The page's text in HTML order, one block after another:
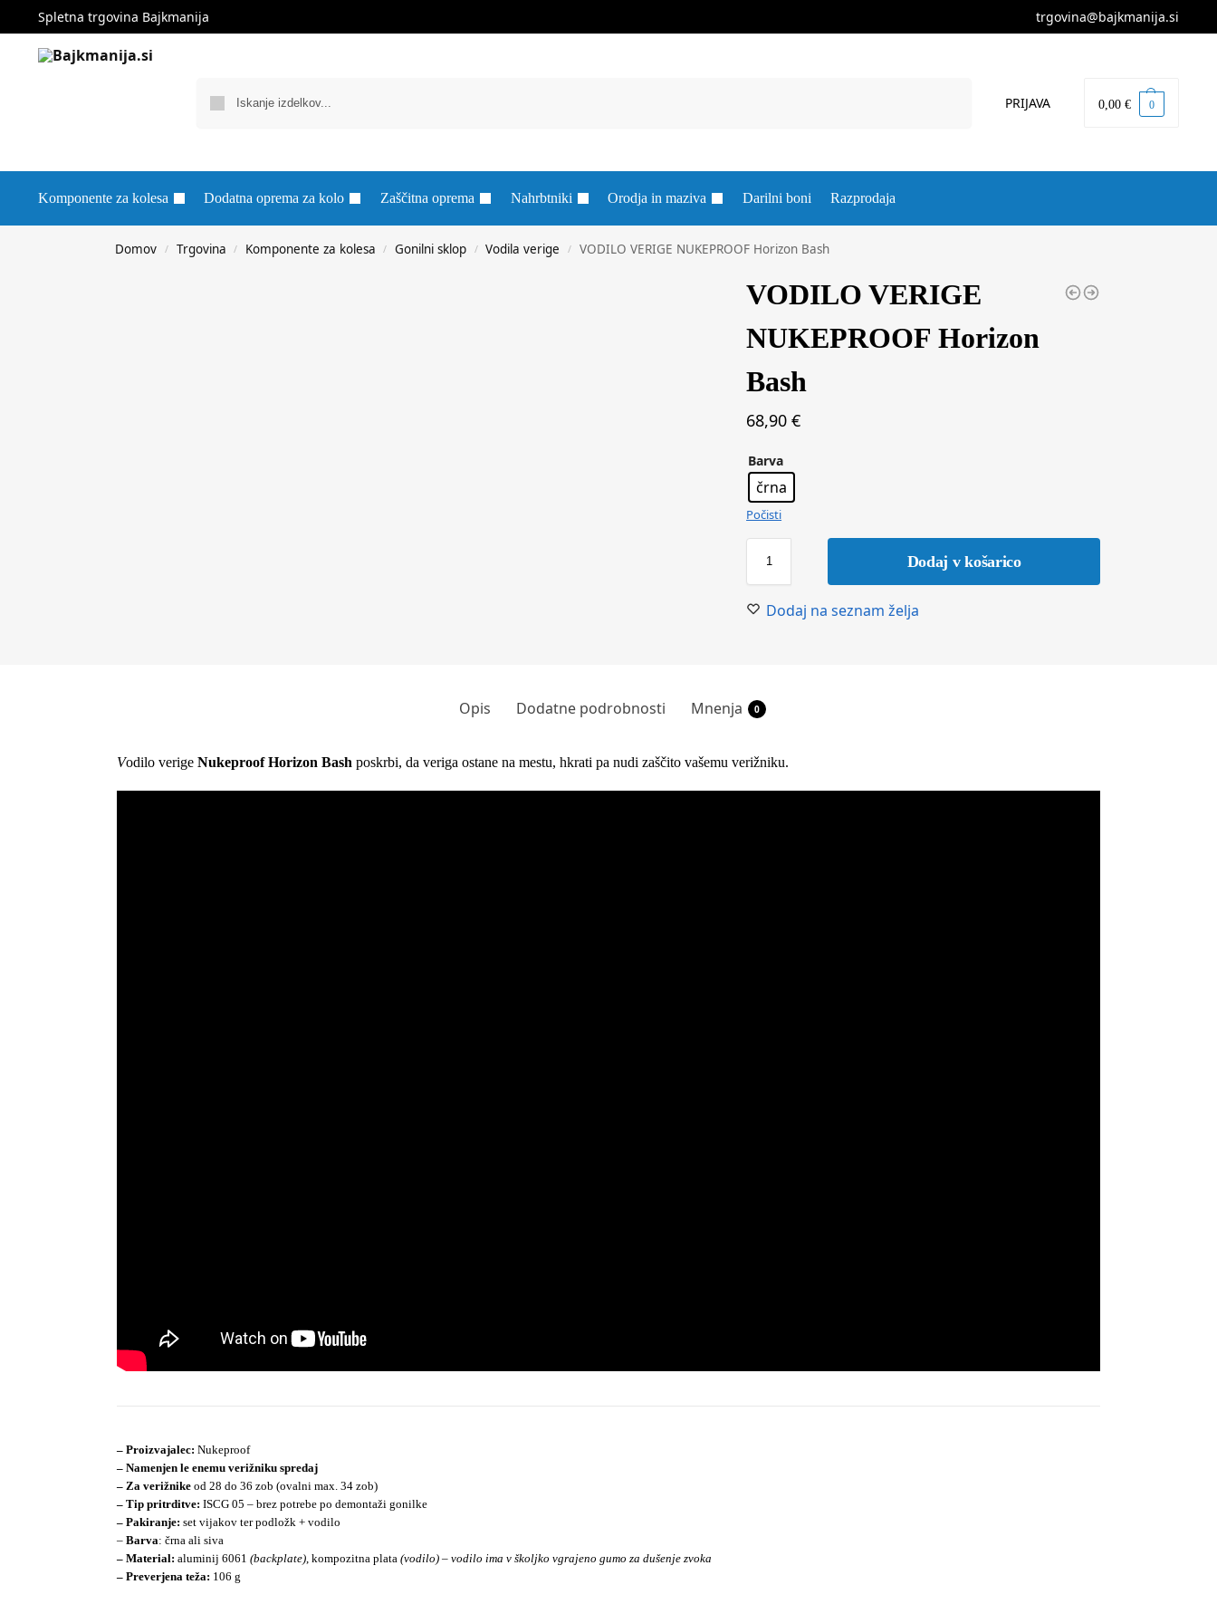
Spletna trgovina Bajkmanija trgovina@bajkmanija.si
PRIJAVA 0,00€ 0
Komponente za kolesa Dodatna oprema za kolo Zaščitna oprema Nahrbtniki Orodja in maziva Darilni boni Razprodaja
Domov / Trgovina / Komponente za kolesa / Gonilni sklop / Vodila verige / VODILO VERIGE NUKEPROOF Horizon Bash
VODILO VERIGE
NUKEPROOF Horizon
Bash
68,90€
Barva
črna
Počisti
Dodaj v košarico
Dodaj na seznam želja
Opis Dodatne podrobnosti Mnenja 0
Vodilo verige Nukeproof Horizon Bash poskrbi, da veriga ostane na mestu, hkrati pa nudi zaščito vašemu verižniku.
– Proizvajalec: Nukeproof
– Namenjen le enemu verižniku spredaj
– Za verižnikeod 28 do 36 zob (ovalni max. 34 zob)
– Tip pritrditve: ISCG 05 – brez potrebe po demontaži gonilke
– Pakiranje: set vijakov ter podložk + vodilo
– Barva: črna ali siva
– Material: aluminij 6061 (backplate), kompozitna plata (vodilo) – vodilo ima v školjko vgrajeno gumo za dušenje zvoka
– Preverjena teža: 106 g